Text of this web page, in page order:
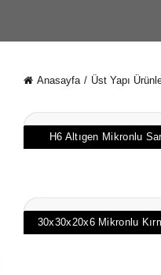
Anasayfa Üst Yapı
H6 Altıgen Mikronlu
30x30x20x6 Mikronlu